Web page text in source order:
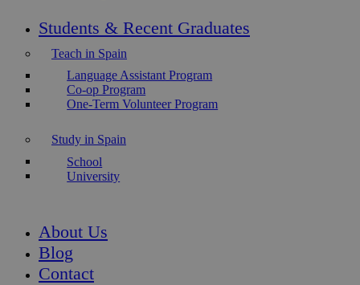
Students & Recent Graduates
Teach in Spain
Language Assistant Program
Co-op Program
One-Term Volunteer Program
Study in Spain
School
University
About Us
Blog
Contact